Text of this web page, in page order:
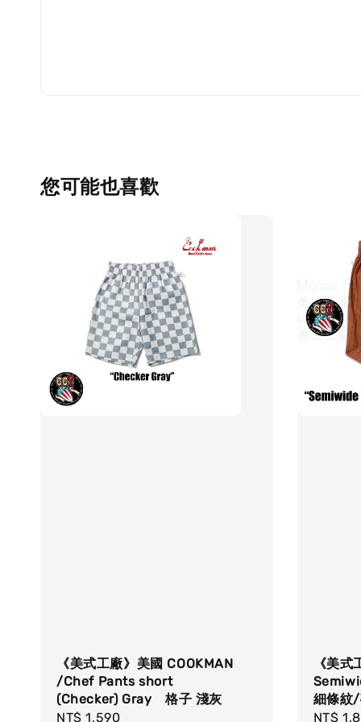
您可能也喜歡
《美式工廠》美國 COOKMAN
/Chef Pants short
(Checker) Gray 格子 淺灰
Regular
NT$ 1,590
《美
細條紋
NT$